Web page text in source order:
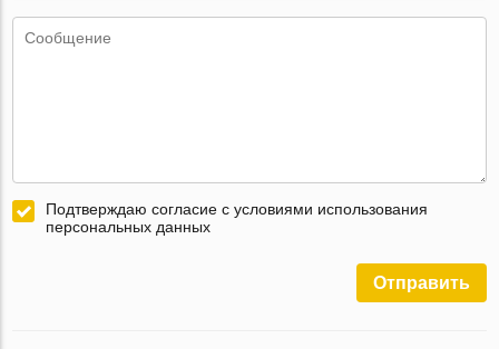
Подтверждаю согласие с условиями использования
персональных данных
Отправить